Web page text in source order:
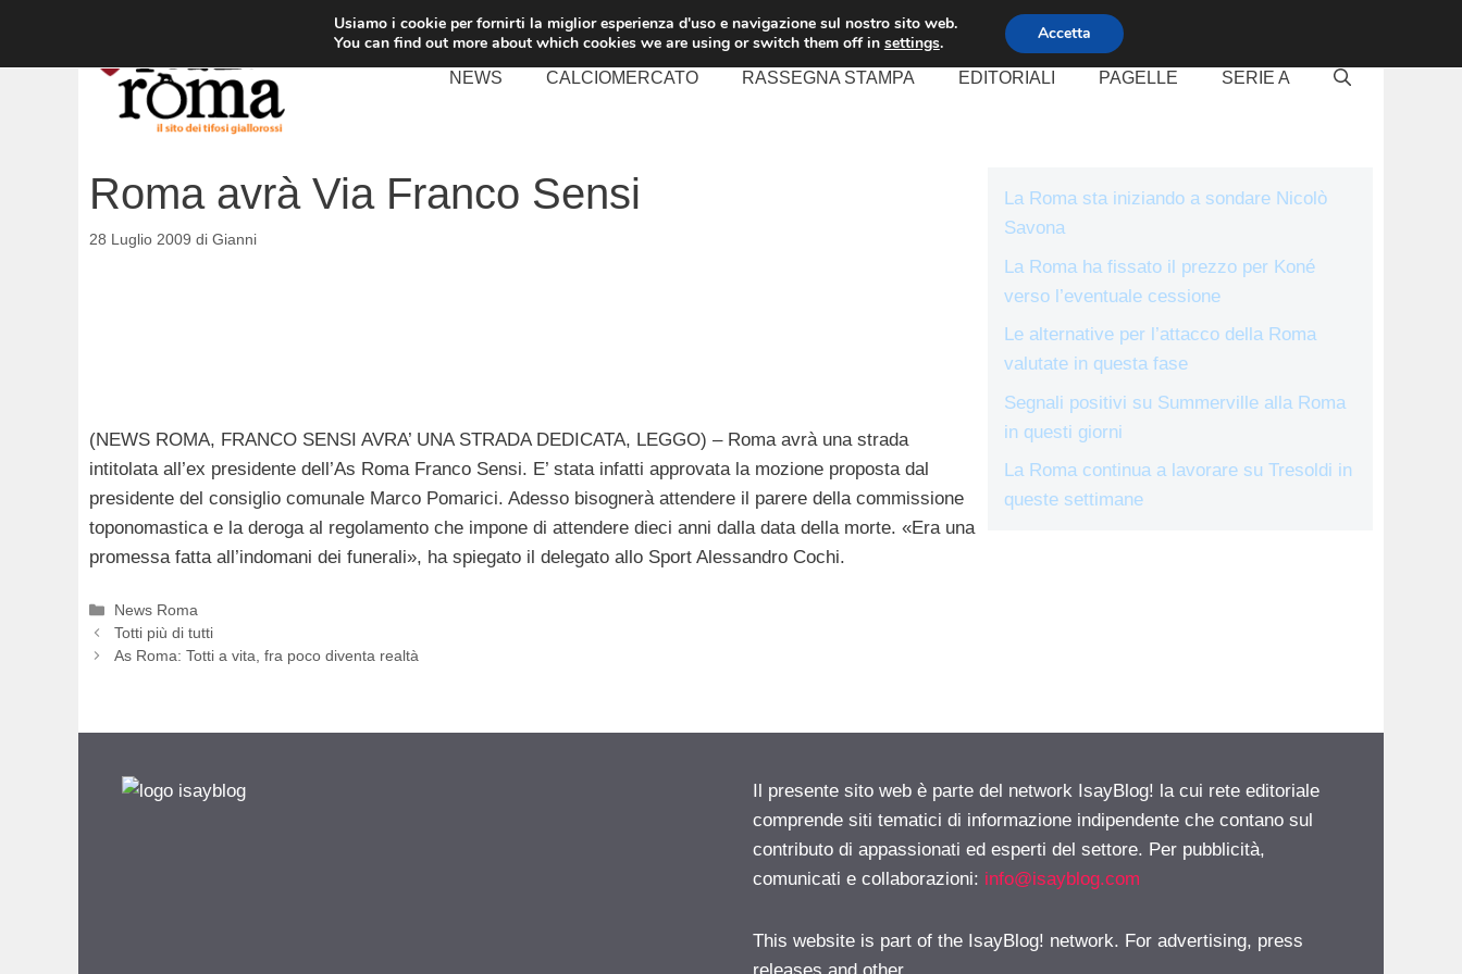
contenuto
NEWS CALCIOMERCATO RASSEGNA STAMPA EDITORIALI PAGELLE SERIE A
Roma avrà Via Franco Sensi
28 Luglio 2009 di Gianni
(NEWS ROMA, FRANCO SENSI AVRA’ UNA STRADA DEDICATA, LEGGO) – Roma avrà una strada
intitolata all’ex presidente dell’As Roma Franco Sensi. E’ stata infatti approvata la mozione proposta dal
presidente del consiglio comunale Marco Pomarici. Adesso bisognerà attendere il parere della commissione
toponomastica e la deroga al regolamento che impone di attendere dieci anni dalla data della morte. «Era una
promessa fatta all’indomani dei funerali», ha spiegato il delegato allo Sport Alessandro Cochi.
Categorie
News Roma
Totti più di tutti
As Roma: Totti a vita, fra poco diventa realtà
La Roma sta iniziando a sondare Nicolò
Savona
La Roma ha fissato il prezzo per Koné
verso l’eventuale cessione
Le alternative per l’attacco della Roma
valutate in questa fase
Segnali positivi su Summerville alla Roma
in questi giorni
La Roma continua a lavorare su Tresoldi in
queste settimane
Il presente sito web è parte del network IsayBlog! la cui rete editoriale
comprende siti tematici di informazione indipendente che contano sul
contributo di appassionati ed esperti del settore. Per pubblicità,
comunicati e collaborazioni: info@isayblog.com
This website is part of the IsayBlog! network. For advertising, press
Usiamo i cookie per fornirti la miglior esperienza d'uso e navigazione sul nostro sito web.
You can find out more about which cookies we are using or switch them off in settings. Accetta